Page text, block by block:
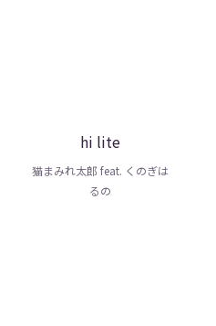
hi lite
猫まみれ太郎 feat. くのぎは
るの